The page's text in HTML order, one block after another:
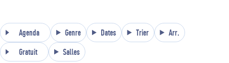
Agenda Genre Dates Trier Arr.
Gratuit Salles